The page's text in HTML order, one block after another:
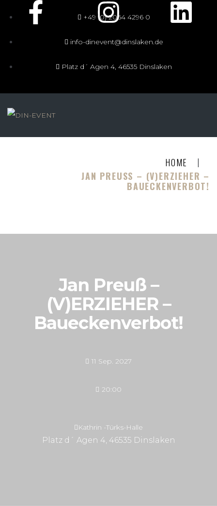
+49 (0) 2064 4296 0
info-dinevent@dinslaken.de
Platz d´ Agen 4, 46535 Dinslaken
HOME
|
JAN PREUSS – (V)ERZIEHER – B
AUECKENVERBOT!
Jan Preuß –
(V)ERZIEHER –
Baueckenverbot!
11 Sep. 2027
20:00
Kathrin -Türks-Halle
Platz d´ Agen 4, 46535 Dinslaken